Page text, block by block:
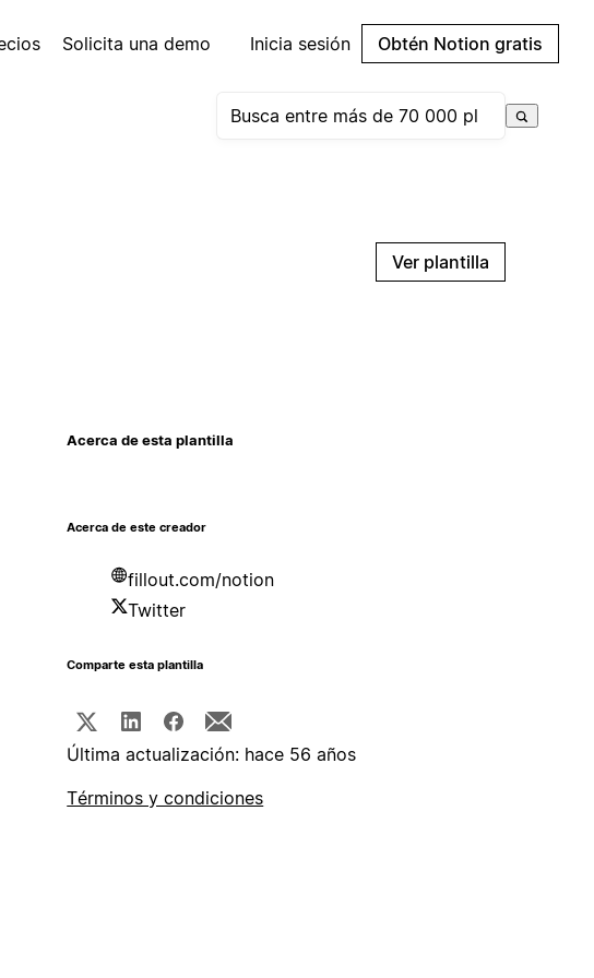
Solicita una demo Inicia sesión Obtén Notion gratis
Ver plantilla
Acerca de esta plantilla
Acerca de este creador
fillout.com/notion
Twitter
Comparte esta plantilla
Última actualización: hace 56 años
Términos y condiciones